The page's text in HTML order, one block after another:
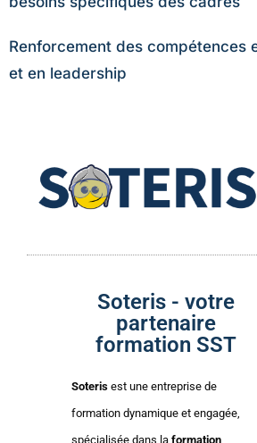
Renforcement des compétences
et en leadership
Soteris - votre
partenaire
formation SST
Soteris est une entreprise de
formation dynamique et engagée,
spécialisée dans la formation